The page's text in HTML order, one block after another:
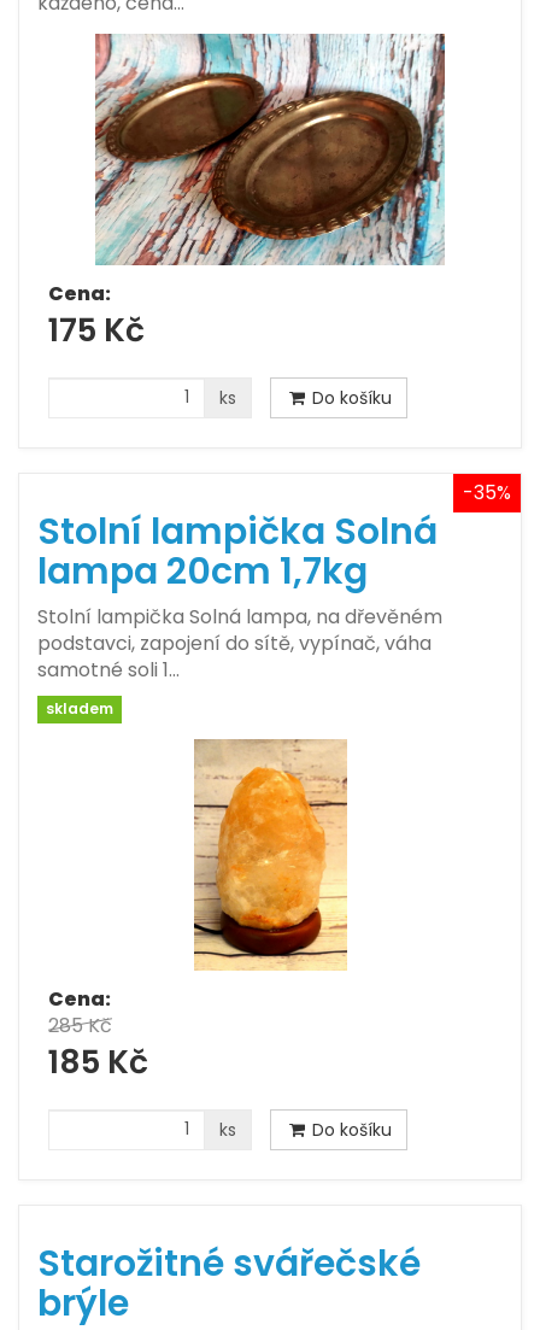
Cena:
175 Kč
ks Do košíku
-35%
Stolní lampička Solná
lampa 20cm 1,7kg
Stolní lampička Solná lampa, na dřevěném
podstavci, zapojení do sítě, vypínač, váha
samotné soli 1…
skladem
Cena:
285 Kč
185 Kč
ks Do košíku
Starožitné svářečské
brýle